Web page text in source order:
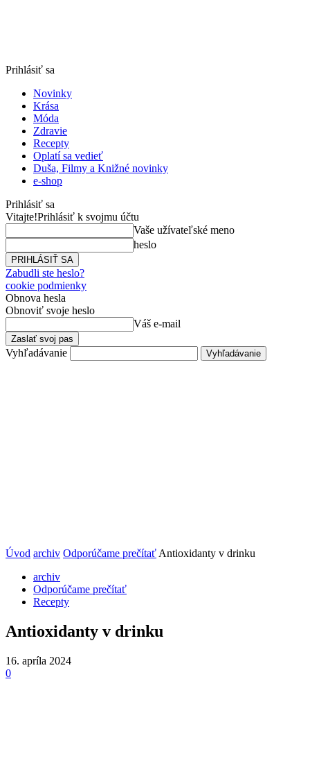
Prihlásiť sa
Novinky
Krása
Móda
Zdravie
Recepty
Oplatí sa vedieť
Duša, Filmy a Knižné novinky
e-shop
Prihlásiť sa
Vitajte!Prihlásiť k svojmu účtu
Vaše užívateľské meno
heslo
Zabudli ste heslo?
cookie podmienky
Obnova hesla
Obnoviť svoje heslo
Váš e-mail
Vyhľadávanie
Úvod archiv Odporúčame prečítať Antioxidanty v drinku
archiv
Odporúčame prečítať
Recepty
Antioxidanty v drinku
16. apríla 2024
0